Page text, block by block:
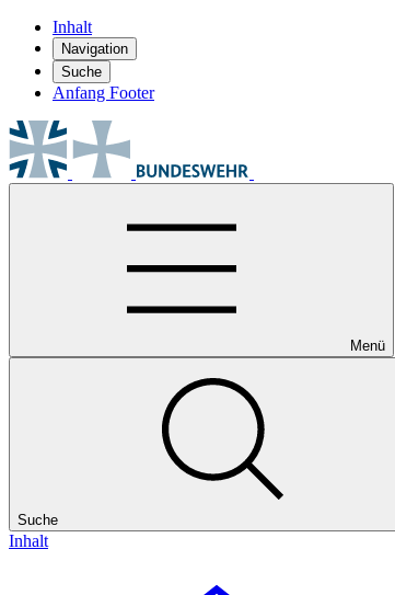
Inhalt
Navigation
Suche
Anfang Footer
Menü
Suche
Inhalt